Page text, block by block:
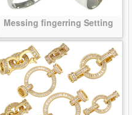
Messing fingerring Setting